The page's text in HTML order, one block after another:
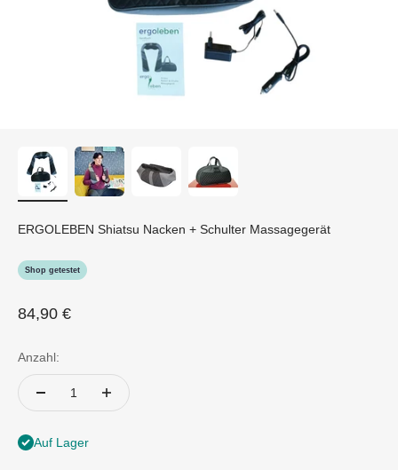
ERGOLEBEN Shiatsu Nacken + Schulter Massagegerät
Shop getestet
Angebot
84,90 €
Anzahl:
Auf Lager